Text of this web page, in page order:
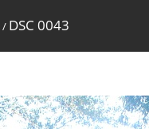
/ DSC 0043